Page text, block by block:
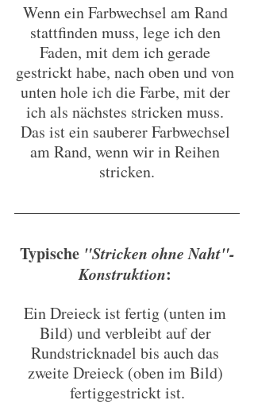
Wenn ein Farbwechsel am Rand
stattfinden muss, lege ich den
Faden, mit dem ich gerade
gestrickt habe, nach oben und von
unten hole ich die Farbe, mit der
ich als nächstes stricken muss.
Das ist ein sauberer Farbwechsel
am Rand, wenn wir in Reihen
stricken.
Typische "Stricken ohne Naht"-
Konstruktion:
Ein Dreieck ist fertig (unten im
Bild) und verbleibt auf der
Rundstricknadel bis auch das
zweite Dreieck (oben im Bild)
fertiggestrickt ist.